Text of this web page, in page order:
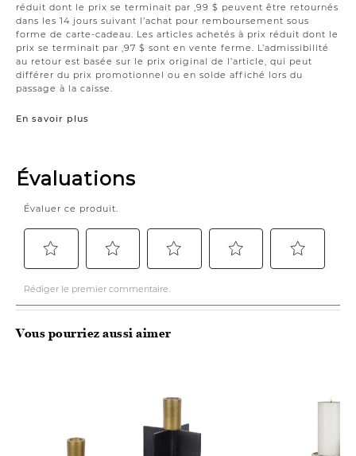
réduit dont le prix se terminait par ,99 $ peuvent être retournés
dans les 14 jours suivant l’achat pour remboursement sous
forme de carte-cadeau. Les articles achetés à prix réduit dont le
prix se terminait par ,97 $ sont en vente ferme. L’admissibilité
au retour est basée sur le prix original de l’article, qui peut
différer du prix promotionnel ou en solde affiché lors du
passage à la caisse.
En savoir plus
Vous pourriez aussi aimer